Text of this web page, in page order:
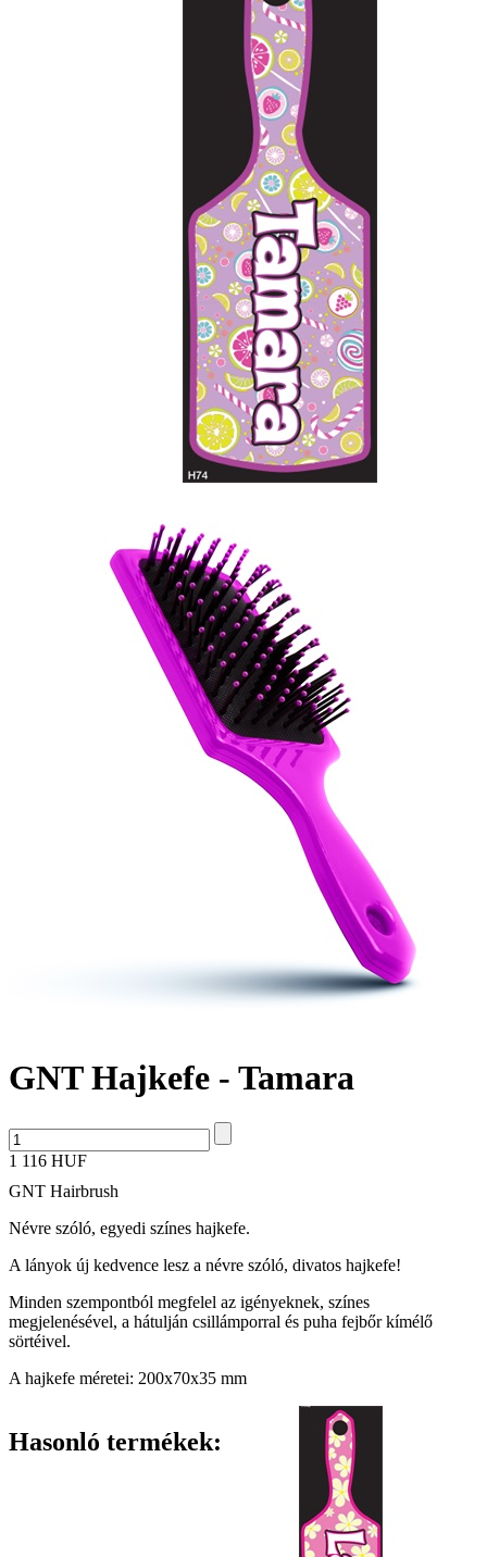
GNT Hajkefe - Tamara
1 116 HUF
GNT Hairbrush
Névre szóló, egyedi színes hajkefe.
A lányok új kedvence lesz a névre szóló, divatos hajkefe!
Minden szempontból megfelel az igényeknek, színes
megjelenésével, a hátulján csillámporral és puha fejbőr kímélő
sörtéivel.
A hajkefe méretei: 200x70x35 mm
Hasonló termékek: